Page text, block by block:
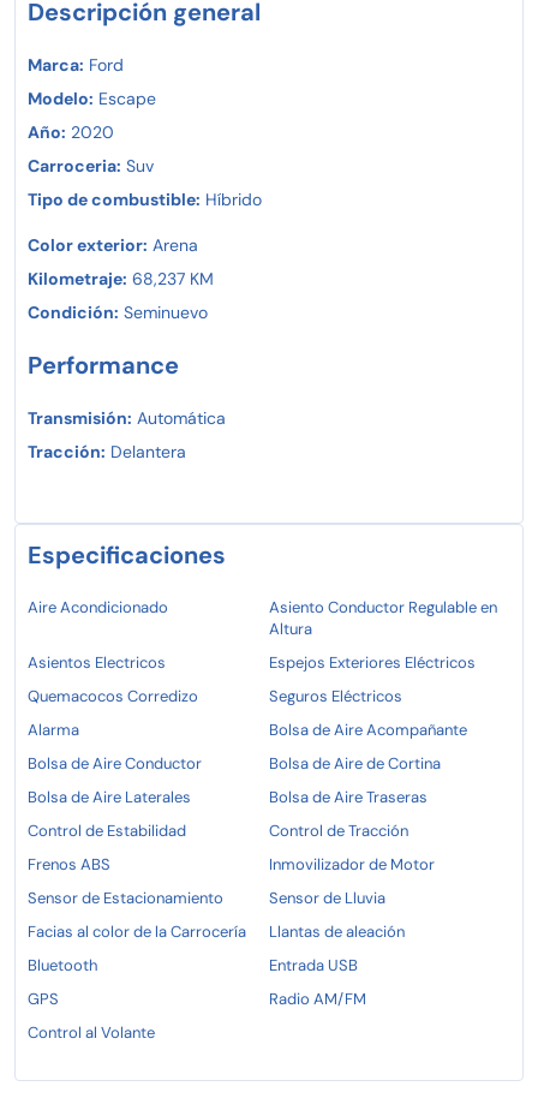
un auténtico Ford Escape VUD!
Descripción general
Marca: Ford
Modelo: Escape
Año: 2020
Carroceria: Suv
Tipo de combustible: Híbrido
Color exterior: Arena
Kilometraje: 68,237 KM
Condición: Seminuevo
Performance
Transmisión: Automática
Tracción: Delantera
Especificaciones
Aire Acondicionado
Asiento Conductor Regulable en
Altura
Asientos Electricos
Espejos Exteriores Eléctricos
Quemacocos Corredizo
Seguros Eléctricos
Alarma
Bolsa de Aire Acompañante
Bolsa de Aire Conductor
Bolsa de Aire de Cortina
Bolsa de Aire Laterales
Bolsa de Aire Traseras
Control de Estabilidad
Control de Tracción
Frenos ABS
Inmovilizador de Motor
Sensor de Estacionamiento
Sensor de Lluvia
Facias al color de la Carrocería
Llantas de aleación
Bluetooth
Entrada USB
GPS
Radio AM/FM
Control al Volante